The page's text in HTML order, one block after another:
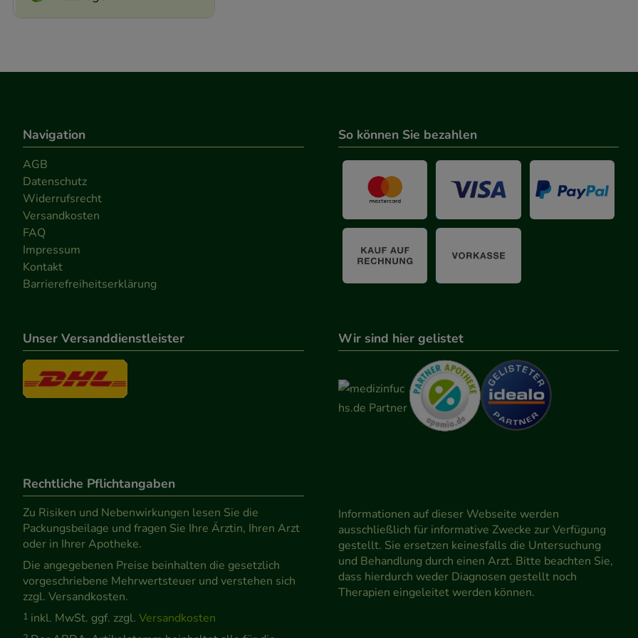
Navigation
AGB
Datenschutz
Widerrufsrecht
Versandkosten
FAQ
Impressum
Kontakt
Barrierefreiheitserklärung
So können Sie bezahlen
Unser Versanddienstleister Wir sind hier gelistet
Rechtliche Pflichtangaben
Zu Risiken und Nebenwirkungen lesen Sie die
Packungsbeilage und fragen Sie Ihre Ärztin, Ihren Arzt
oder in Ihrer Apotheke.
Die angegebenen Preise beinhalten die gesetzlich
vorgeschriebene Mehrwertsteuer und verstehen sich
zzgl. Versandkosten.
1 inkl. MwSt. ggf. zzgl. Versandkosten
Informationen auf dieser Webseite werden
ausschließlich für informative Zwecke zur Verfügung
gestellt. Sie ersetzen keinesfalls die Untersuchung
und Behandlung durch einen Arzt. Bitte beachten Sie,
dass hierdurch weder Diagnosen gestellt noch
Therapien eingeleitet werden können.